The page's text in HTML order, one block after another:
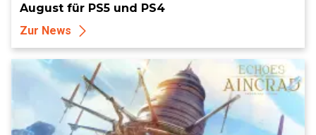
August für PS5 und PS4
Zur News